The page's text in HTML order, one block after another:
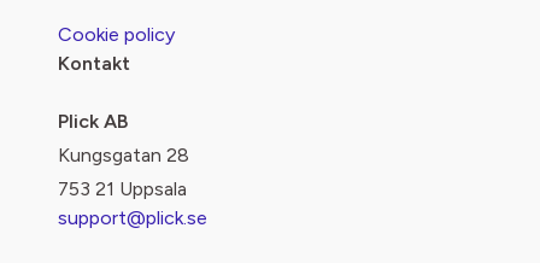
Cookie policy
Kontakt
Plick AB
Kungsgatan 28
753 21 Uppsala
support@plick.se